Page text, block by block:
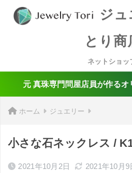
ジ
とり商
ネットショッ
元 真珠専門問屋店員が作る
ホーム ジュエリー
小さな石ネックレス /
2021年10月2日 2021年10月9